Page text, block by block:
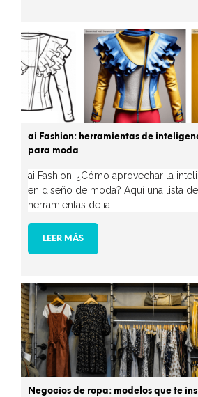
ai Fashion: herramientas de
para moda
ai Fashion: ¿Cómo aprovechar la
en diseño de moda? Aquí una lista
herramientas de ia
LEER MÁS
Negocios de ropa: modelos que te